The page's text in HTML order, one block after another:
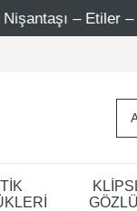
Etiler – Ataşehir